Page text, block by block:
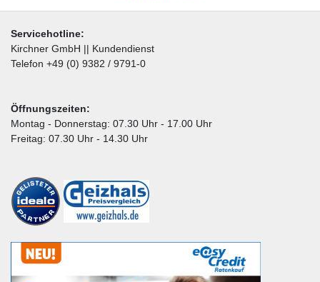
Servicehotline:
Kirchner GmbH || Kundendienst
Telefon +49 (0) 9382 / 9791-0
Öffnungszeiten:
Montag - Donnerstag: 07.30 Uhr - 17.00 Uhr
Freitag: 07.30 Uhr - 14.30 Uhr